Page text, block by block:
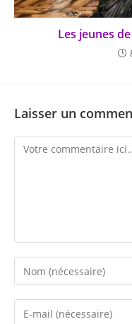
Les jeunes
Laisser un